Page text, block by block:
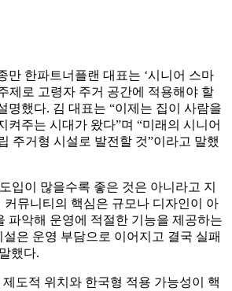
만 한파트너플랜 대표는 ‘시니어 스마
제로 고령자 주거 공간에 적용해야 할
명했다. 김 대표는 “이제는 집이 사람을
켜주는 시대가 왔다”며 “미래의 시니어
주거형 시설로 발전할 것”이라고 말했
입이 많을수록 좋은 것은 아니라고 지
커뮤니티의 핵심은 규모나 디자인이 아
파악해 운영에 적절한 기능을 제공하는
설은 운영 부담으로 이어지고 결국 실패
했다.
도적 위치와 한국형 적용 가능성이 핵